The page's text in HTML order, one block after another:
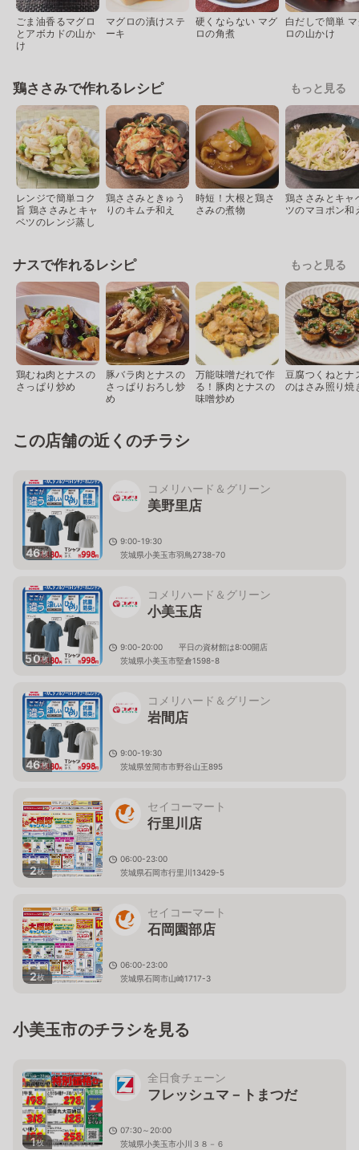
ごま油香るマグロ
とアボカドの山か
け
マグロの漬けステ
ーキ
硬くならない マグ
ロの角煮
白だしで簡単
ロの山かけ
鶏ささみで作れるレシピ もっと見る
レンジで簡単コク
旨 鶏ささみとキャ
ベツのレンジ蒸し
鶏ささみときゅう
りのキムチ和え
時短！大根と鶏さ
さみの煮物
鶏ささみとキャ
ツのマヨポン和
ナスで作れるレシピ もっと見る
鶏むね肉とナスの
さっぱり炒め
豚バラ肉とナスの
さっぱりおろし炒
め
万能味噌だれで作
る！豚肉とナスの
味噌炒め
豆腐つくねとナ
のはさみ照り焼
この店舗の近くのチラシ
46枚
コメリハード＆グリーン
美野里店
9:00-19:30
茨城県小美玉市羽鳥2738-70
50枚
コメリハード＆グリーン
小美玉店
9:00-20:00 平日の資材館は8:00開店
茨城県小美玉市堅倉1598-8
46枚
コメリハード＆グリーン
岩間店
9:00-19:30
茨城県笠間市市野谷山王895
2枚
セイコーマート
行里川店
06:00-23:00
茨城県石岡市行里川13429-5
2枚
セイコーマート
石岡園部店
06:00-23:00
茨城県石岡市山崎1717-3
小美玉市のチラシを見る
1枚
全日食チェーン
フレッシュマ－トまつだ
07:30～20:00
茨城県小美玉市小川３８－６